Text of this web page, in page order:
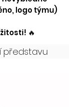
logo týmu)
🔥
představu